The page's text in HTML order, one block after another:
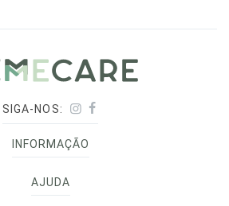
SIGA-NOS:
INFORMAÇÃO
AJUDA